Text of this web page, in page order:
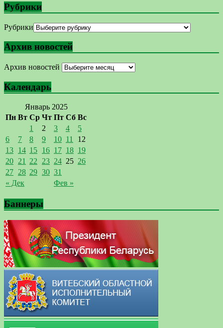
Рубрики
Рубрики
Архив новостей
Архив новостей
Календарь
Январь 2025
Пн Вт Ср Чт Пт Сб Вс
« Дек Фев »
1 2 3 4
5
6
7 8 9 10 11
12
13 14 15 16 17 18 19
20 21 22 23 24 25 26
27 28 29 30 31
Баннеры